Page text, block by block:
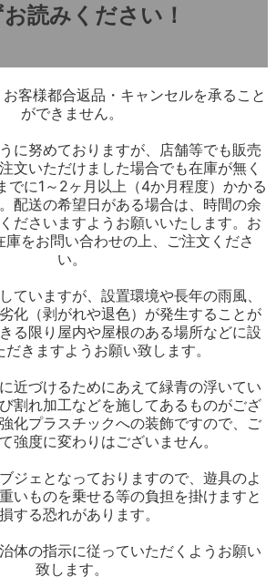
読みください！
客様都合返品・キャンセルを承ること
ができません。
に努めておりますが、店舗等でも販売
文いただけました場合でも在庫が無く
でに1～2ヶ月以上（4か月程度）かかる
配送の希望日がある場合は、時間の余
ださいますようお願いいたします。お
庫をお問い合わせの上、ご注文くださ
い。
ていますが、設置環境や長年の雨風、
化（剥がれや退色）が発生することが
る限り屋内や屋根のある場所などに設
きますようお願い致します。
近づけるためにあえて緑青の浮いてい
割れ加工などを施してあるものがござ
化プラスチックへの装飾ですので、ご
強度に変わりはございません。
ジェとなっておりますので、遊具のよ
いものを乗せる等の負担を掛けますと
する恐れがあります。
体の指示に従っていただくようお願い
致します。